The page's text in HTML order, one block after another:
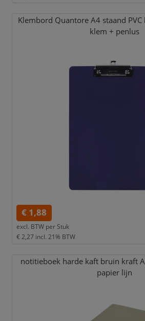
Klembord Quantore A4 staand
klem + penlus
€ 1,88
excl. BTW per Stuk
€ 2,27 incl. 21% BTW
notitieboek harde kaft bruin kraft
papier lijn